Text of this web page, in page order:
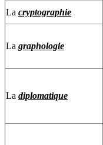
La cryptographie
La graphologie
La diplomatique